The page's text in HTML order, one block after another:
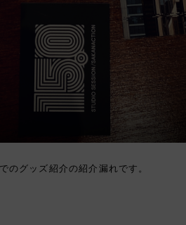
のグッズ紹介の紹介漏れです。